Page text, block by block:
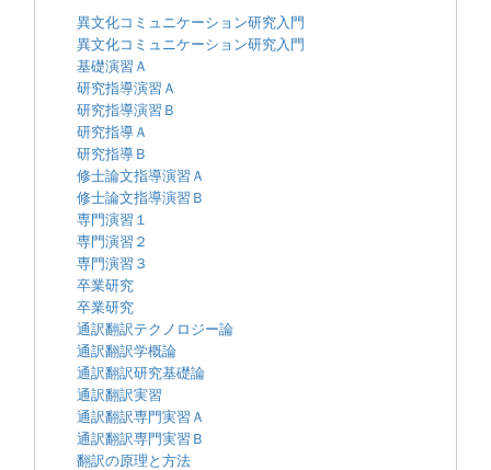
異文化コミュニケーション研究入門
異文化コミュニケーション研究入門
基礎演習Ａ
研究指導演習Ａ
研究指導演習Ｂ
研究指導Ａ
研究指導Ｂ
修士論文指導演習Ａ
修士論文指導演習Ｂ
専門演習１
専門演習２
専門演習３
卒業研究
卒業研究
通訳翻訳テクノロジー論
通訳翻訳学概論
通訳翻訳研究基礎論
通訳翻訳実習
通訳翻訳専門実習Ａ
通訳翻訳専門実習Ｂ
翻訳の原理と方法